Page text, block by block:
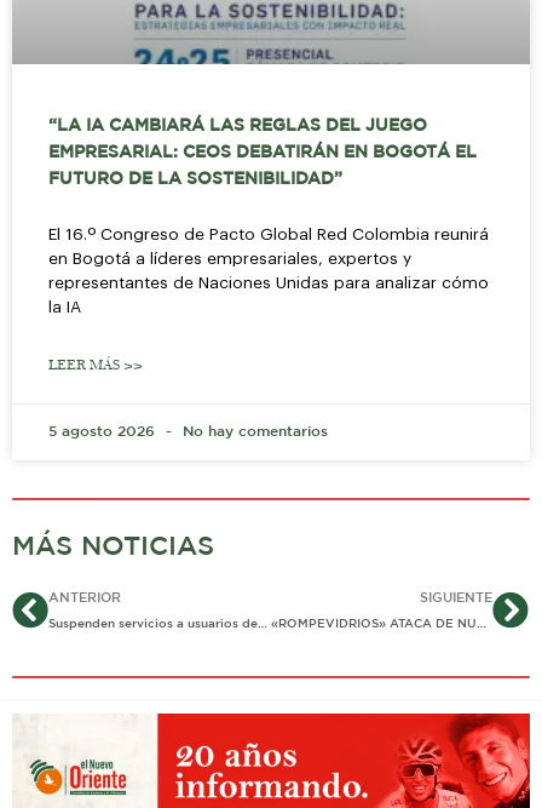
“LA IA CAMBIARÁ LAS REGLAS DEL JUEGO
EMPRESARIAL: CEOS DEBATIRÁN EN BOGOTÁ EL
FUTURO DE LA SOSTENIBILIDAD”
El 16.º Congreso de Pacto Global Red Colombia reunirá
en Bogotá a líderes empresariales, expertos y
representantes de Naciones Unidas para analizar cómo
la IA
LEER MÁS >>
5 agosto 2026 No hay comentarios
MÁS NOTICIAS
AntANTERIOR
Suspenden servicios a usuarios de la Nueva Eps.
SIGUIENTE
«ROMPEVIDRIOS» ATACA DE NUEVO EN EL CENTRO DE YOPAL: DE UNA CAMIONETA SUSTRAEN VARIOS ELEMENTOS